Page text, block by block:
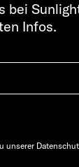
bei
Infos.
unserer